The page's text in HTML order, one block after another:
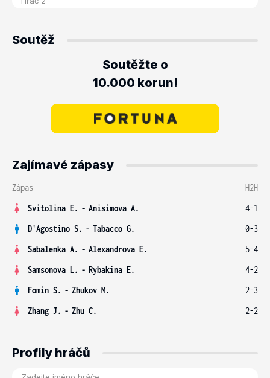
Soutěž
Soutěžte o
10.000 korun!
Zajímavé zápasy
Zápas
H2H
Svitolina E. - Anisimova A.
4-1
D'Agostino S. - Tabacco G.
0-3
Sabalenka A. - Alexandrova E.
5-4
Samsonova L. - Rybakina E.
4-2
Fomin S. - Zhukov M.
2-3
Zhang J. - Zhu C. 2-2
Profily hráčů